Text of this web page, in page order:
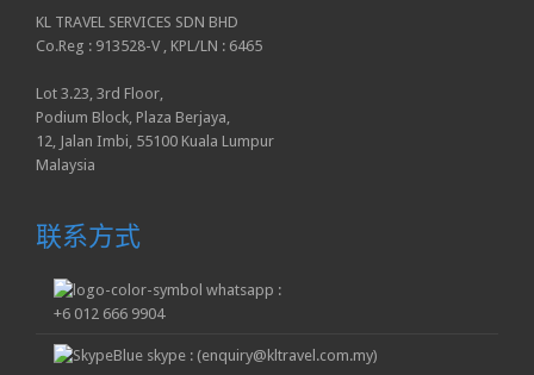
KL TRAVEL SERVICES SDN BHD
Co.Reg : 913528-V , KPL/LN : 6465
Lot 3.23, 3rd Floor,
Podium Block, Plaza Berjaya,
12, Jalan Imbi, 55100 Kuala Lumpur
Malaysia
联系方式
whatsapp :
+6 012 666 9904
skype : (enquiry@kltravel.com.my)